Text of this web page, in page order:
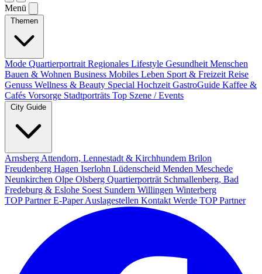
Menü
Themen
Mode Quartierportrait Regionales Lifestyle Gesundheit Menschen
Bauen & Wohnen Business Mobiles Leben Sport & Freizeit Reise
Genuss Wellness & Beauty Special Hochzeit GastroGuide Kaffee &
Cafés Vorsorge Stadtporträts Top Szene / Events
City Guide
Arnsberg Attendorn, Lennestadt & Kirchhundem Brilon
Freudenberg Hagen Iserlohn Lüdenscheid Menden Meschede
Neunkirchen Olpe Olsberg Quartierporträt Schmallenberg, Bad
Fredeburg & Eslohe Soest Sundern Willingen Winterberg
TOP PartnerE-PaperAuslagestellen Kontakt Werde TOP Partner